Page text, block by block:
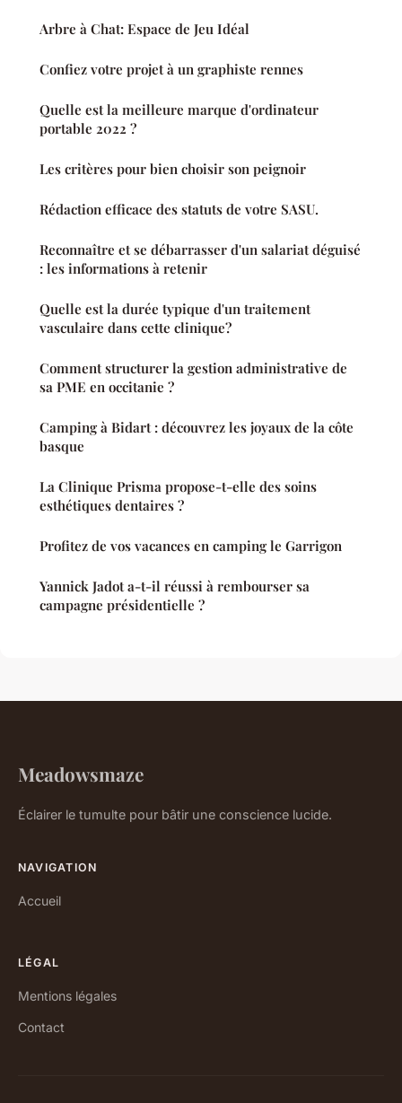
Arbre à Chat: Espace de Jeu Idéal
Confiez votre projet à un graphiste rennes
Quelle est la meilleure marque d'ordinateur
portable 2022 ?
Les critères pour bien choisir son peignoir
Rédaction efficace des statuts de votre SASU.
Reconnaître et se débarrasser d'un salariat déguisé
: les informations à retenir
Quelle est la durée typique d'un traitement
vasculaire dans cette clinique?
Comment structurer la gestion administrative de
sa PME en occitanie ?
Camping à Bidart : découvrez les joyaux de la côte
basque
La Clinique Prisma propose-t-elle des soins
esthétiques dentaires ?
Profitez de vos vacances en camping le Garrigon
Yannick Jadot a-t-il réussi à rembourser sa
campagne présidentielle ?
Meadowsmaze
Éclairer le tumulte pour bâtir une conscience lucide.
NAVIGATION
Accueil
LÉGAL
Mentions légales
Contact